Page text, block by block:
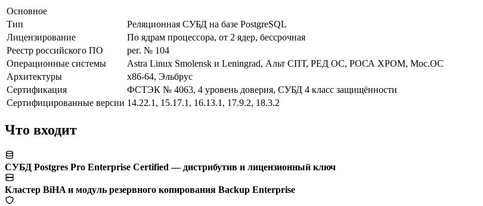
Основное
Тип
Реляционная СУБД на базе PostgreSQL
Лицензирование
По ядрам процессора, от 2 ядер, бессрочная
Реестр российского ПО
рег. № 104
Операционные системы
Astra Linux Smolensk и Leningrad, Альт СПТ, РЕД ОС, РОСА ХРОМ, Мос.ОС
Архитектуры
x86-64, Эльбрус
Сертификация
ФСТЭК № 4063, 4 уровень доверия, СУБД 4 класс защищённости
Сертифицированные версии 14.22.1, 15.17.1, 16.13.1, 17.9.2, 18.3.2
Что входит
СУБД Postgres Pro Enterprise Certified — дистрибутив и лицензионный ключ
Кластер BiHA и модуль резервного копирования Backup Enterprise